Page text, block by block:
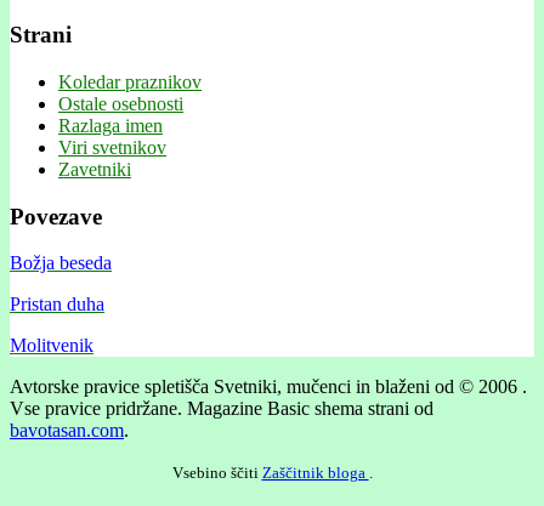
Strani
Koledar praznikov
Ostale osebnosti
Razlaga imen
Viri svetnikov
Zavetniki
Povezave
Božja beseda
Pristan duha
Molitvenik
Avtorske pravice spletišča Svetniki, mučenci in blaženi od © 2006 .
Vse pravice pridržane. Magazine Basic shema strani od
bavotasan.com.
Vsebino ščiti Zaščitnik bloga .